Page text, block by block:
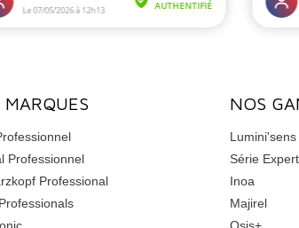
MARQUES
Professionnel
Professional
NOS
Lumini'sens
Série Expert
Inoa
Majirel
Osis+